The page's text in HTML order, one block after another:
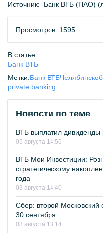
Источник: Банк ВТБ (ПАО)
Просмотров: 1595
В статье:
Банк ВТБ
Метки:Банк ВТБЧелябинск
private banking
Новости по теме
ВТБ выплатил дивиденды
05 августа 14:56
ВТБ Мои Инвестиции:
стратегическому
года
03 августа 14:40
Сбер: второй Московский
30 сентября
03 августа 13:14